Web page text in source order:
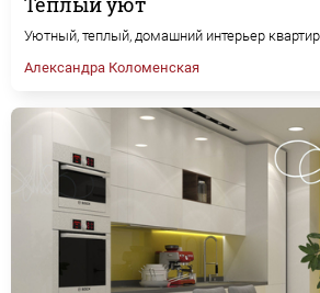
Уютный, теплый, домашний интерьер
Александра Коломенская